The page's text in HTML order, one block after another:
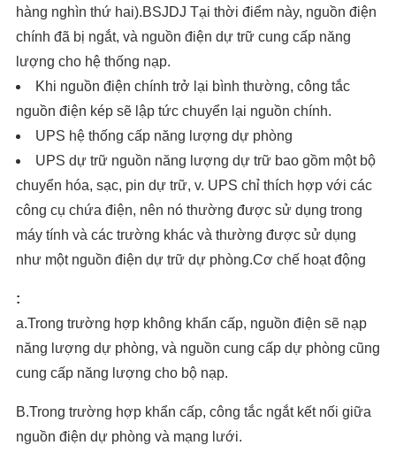
hàng nghìn thứ hai).BSJDJ Tại thời điểm này, nguồn điện
chính đã bị ngắt, và nguồn điện dự trữ cung cấp năng
lượng cho hệ thống nạp.
Khi nguồn điện chính trở lại bình thường, công tắc
nguồn điện kép sẽ lập tức chuyển lại nguồn chính.
UPS hệ thống cấp năng lượng dự phòng
UPS dự trữ nguồn năng lượng dự trữ bao gồm một bộ
chuyển hóa, sạc, pin dự trữ, v. UPS chỉ thích hợp với các
công cụ chứa điện, nên nó thường được sử dụng trong
máy tính và các trường khác và thường được sử dụng
như một nguồn điện dự trữ dự phòng.Cơ chế hoạt động
:
a.Trong trường hợp không khẩn cấp, nguồn điện sẽ nạp
năng lượng dự phòng, và nguồn cung cấp dự phòng cũng
cung cấp năng lượng cho bộ nạp.
B.Trong trường hợp khẩn cấp, công tắc ngắt kết nối giữa
nguồn điện dự phòng và mạng lưới.